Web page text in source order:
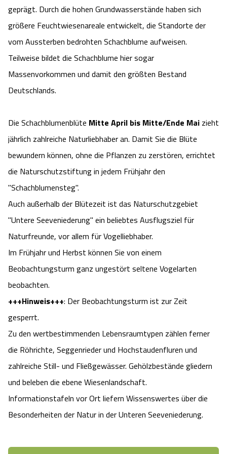
Camping
Urlaub auf dem Bauernhof
Urlaub mit Hund
Anreise
Kataloge
Angebote
Kontakt
Reiten
Kutschen
Regionale Küche
HeideSpezialitäten
Unterkünfte
Urlaub mit Hund
Urlaub auf dem Bauernhof
Landschaftsführungen
Veranstaltungen
Wildpark Lüneburger Heide
Wildpark Schwarze Berge
Otter Zentrum
Snow World Bispingen
Ralf Schumacher Kart & Bowl
Abenteuerland Trampolin-Park
Adventure District Bispingen
Unterkünfte
Ausflugsziele
Kulinarisches Celle
Unterkünfte Celle
geprägt. Durch die hohen Grundwasserstände haben sich
größere Feuchtwiesenareale entwickelt, die Standorte der
vom Aussterben bedrohten Schachblume aufweisen.
Teilweise bildet die Schachblume hier sogar
Massenvorkommen und damit den größten Bestand
Deutschlands.
Die Schachblumenblüte Mitte April bis Mitte/Ende Mai zieht
jährlich zahlreiche Naturliebhaber an. Damit Sie die Blüte
bewundern können, ohne die Pflanzen zu zerstören, errichtet
die Naturschutzstiftung in jedem Frühjahr den
''Schachblumensteg''.
Auch außerhalb der Blütezeit ist das Naturschutzgebiet
"Untere Seeveniederung" ein beliebtes Ausflugsziel für
Naturfreunde, vor allem für Vogelliebhaber.
Im Frühjahr und Herbst können Sie von einem
Beobachtungsturm ganz ungestört seltene Vogelarten
beobachten.
+++Hinweis+++: Der Beobachtungsturm ist zur Zeit
gesperrt.
Zu den wertbestimmenden Lebensraumtypen zählen ferner
die Röhrichte, Seggenrieder und Hochstaudenfluren und
zahlreiche Still- und Fließgewässer. Gehölzbestände gliedern
und beleben die ebene Wiesenlandschaft.
Informationstafeln vor Ort liefern Wissenswertes über die
Besonderheiten der Natur in der Unteren Seeveniederung.